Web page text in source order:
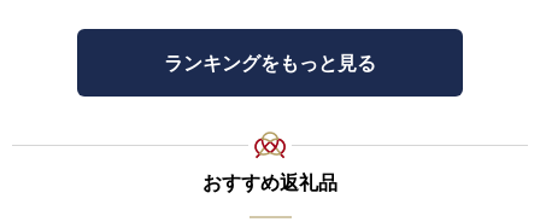
ランキングをもっと見る
おすすめ返礼品